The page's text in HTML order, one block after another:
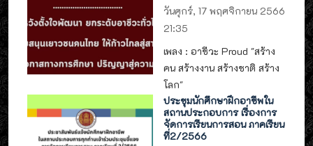
วันศุกร์, 17 พฤศจิกายน 2566
21:35
เพลง : อาชีวะ Proud "สร้าง
คน สร้างงาน สร้างชาติ สร้าง
โลก"
ประชุมนักศึกษาฝึกอาชีพใน
สถานประกอบการ เรื่องการ
จัดการเรียนการสอน ภาคเรียน
ที่2/2566